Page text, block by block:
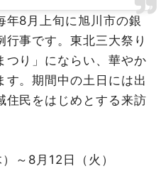
年8月上旬に旭川市の銀
事です。東北三大祭り
つり」にならい、華やか
す。期間中の土日には出
住民をはじめとする来訪
～8月12日（火）